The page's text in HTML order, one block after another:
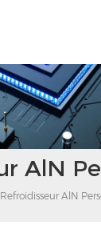
AlN
Refroidisseur AlN